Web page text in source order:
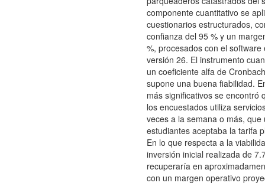
componente cuantitativo se
cuestionarios estructurados,
confianza del 95 % y un
%, procesados con el software
versión 26. El instrumento
un coeficiente alfa de
supone una buena fiabilidad.
más significativos se encontró
los encuestados utiliza
veces a la semana o más, que
estudiantes aceptaba la tarifa
En lo que respecta a la
inversión inicial realizada de
recuperaría en
con un margen operativo